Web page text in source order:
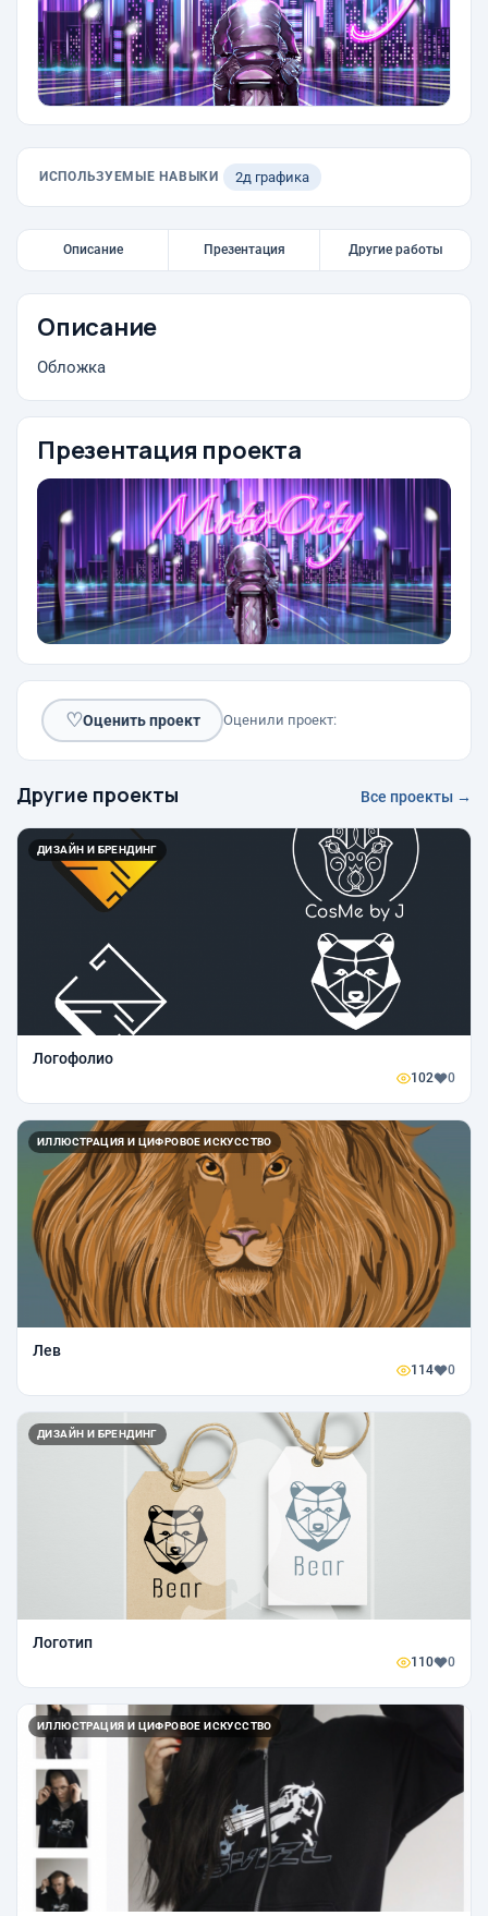
ИСПОЛЬЗУЕМЫЕ НАВЫКИ 2д графика
Описание Презентация Другие работы
Описание
Обложка
Презентация проекта
♡Оценить проект Оценили проект:
Другие проекты Все проекты →
ДИЗАЙН И БРЕНДИНГ
Логофолио
102 0
ИЛЛЮСТРАЦИЯ И ЦИФРОВОЕ ИСКУССТВО
Лев
114 0
ДИЗАЙН И БРЕНДИНГ
Логотип
110 0
ИЛЛЮСТРАЦИЯ И ЦИФРОВОЕ ИСКУССТВО